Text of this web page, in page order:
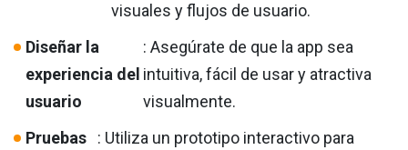
visuales y flujos de usuario.
Diseñar la
experiencia del
usuario
: Asegúrate de que la app sea
intuitiva, fácil de usar y atractiva
visualmente.
Pruebas
: Utiliza un prototipo interactivo para